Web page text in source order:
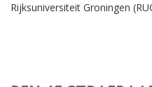
Rijksuniversiteit Groningen